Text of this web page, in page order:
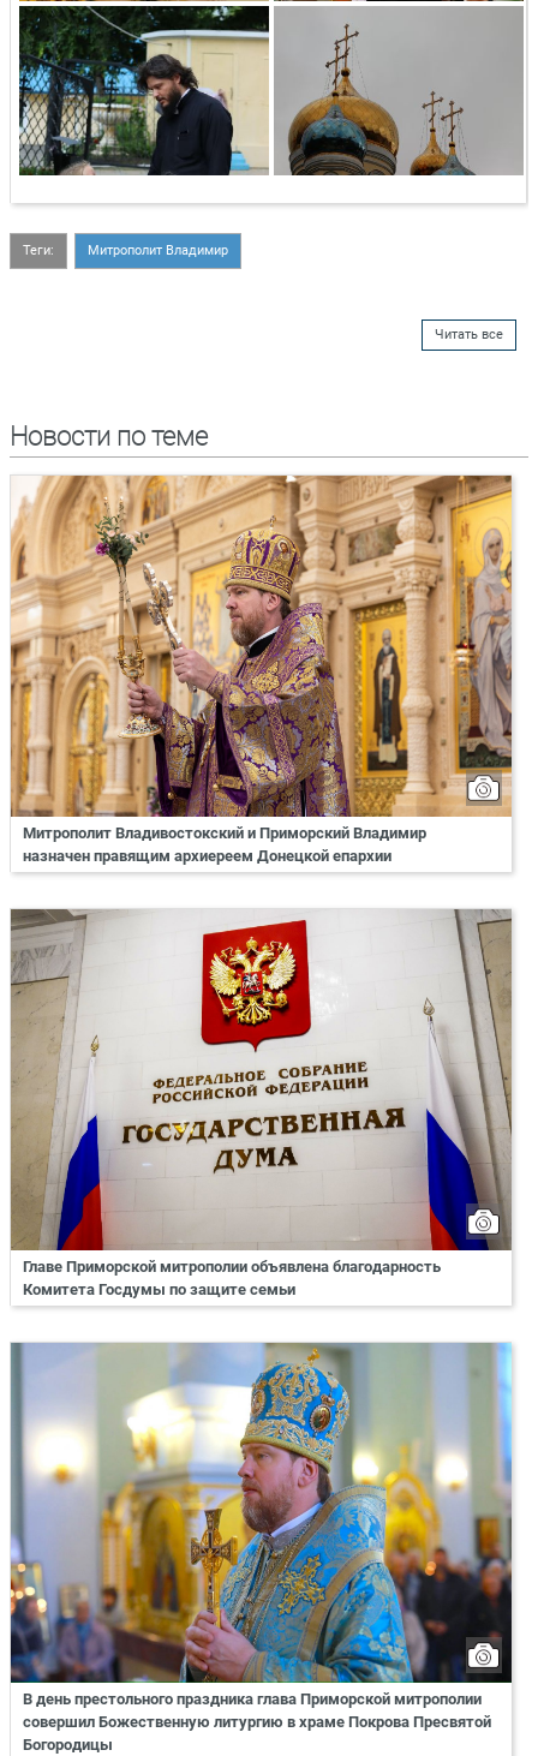
Теги: Митрополит Владимир
Читать все
Новости по теме
Митрополит Владивостокский и Приморский Владимир
назначен правящим архиереем Донецкой епархии
Главе Приморской митрополии объявлена благодарность
Комитета Госдумы по защите семьи
В день престольного праздника глава Приморской митрополии
совершил Божественную литургию в храме Покрова Пресвятой
Богородицы